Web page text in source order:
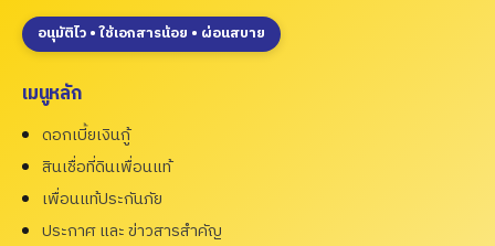
อนุมัติไว • ใช้เอกสารน้อย • ผ่อนสบาย
เมนูหลัก
ดอกเบี้ยเงินกู้
สินเชื่อที่ดินเพื่อนแท้
เพื่อนแท้ประกันภัย
ประกาศ และ ข่าวสารสำคัญ